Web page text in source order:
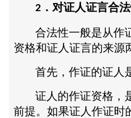
2 ．对证人证言合
合法性一般是从作
资格和证人证言的来源
首先，作证的证人
证人的作证资格，
前提。如果证人作证时